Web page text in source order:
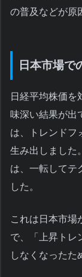
の普及などが原
日本市場で
日経平均株価を
味深い結果が出
は、トレンドフ
生み出しました
は、一転してテ
した。
これは日本市場
で、「上昇トレ
しなくなったた